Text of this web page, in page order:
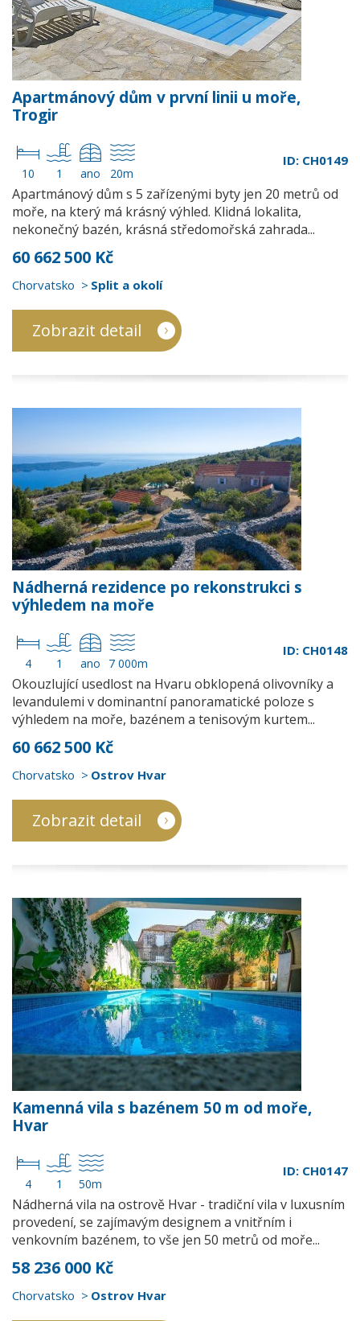
Apartmánový dům v první linii u moře,
Trogir
10 1 ano 20m
ID: CH0149
Apartmánový dům s 5 zařízenými byty jen 20 metrů od
moře, na který má krásný výhled. Klidná lokalita,
nekonečný bazén, krásná středomořská zahrada...
60 662 500 Kč
Chorvatsko Split a okolí
Zobrazit detail
Nádherná rezidence po rekonstrukci s
výhledem na moře
4 1 ano 7 000m
ID: CH0148
Okouzlující usedlost na Hvaru obklopená olivovníky a
levandulemi v dominantní panoramatické poloze s
výhledem na moře, bazénem a tenisovým kurtem...
60 662 500 Kč
Chorvatsko Ostrov Hvar
Zobrazit detail
Kamenná vila s bazénem 50 m od moře,
Hvar
4 1 50m
ID: CH0147
Nádherná vila na ostrově Hvar - tradiční vila v luxusním
provedení, se zajímavým designem a vnitřním i
venkovním bazénem, to vše jen 50 metrů od moře...
58 236 000 Kč
Chorvatsko Ostrov Hvar